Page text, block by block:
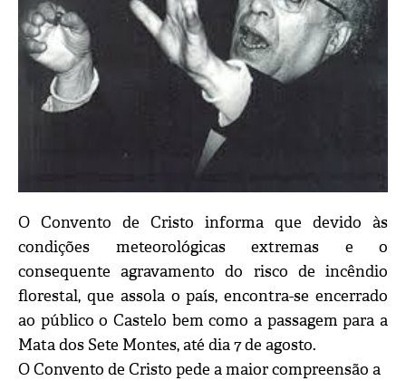
O Convento de Cristo informa que devido às
condições meteorológicas extremas e o
consequente agravamento do risco de incêndio
florestal, que assola o país, encontra-se encerrado
ao público o Castelo bem como a passagem para a
Mata dos Sete Montes, até dia 7 de agosto.
O Convento de Cristo pede a maior compreensão a